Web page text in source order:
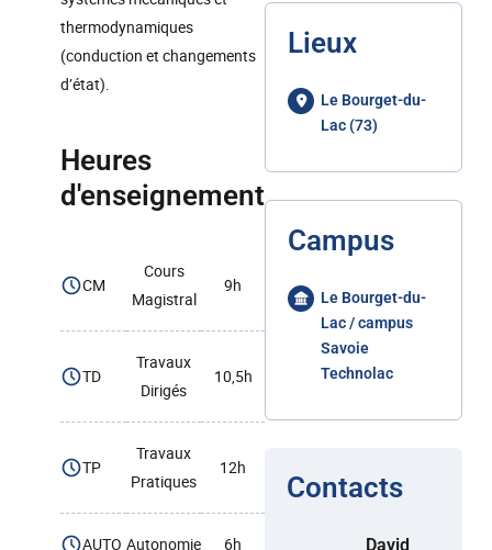
thermodynamiques
(conduction et changements
d’état).
Heures
d'enseignement
CM
Cours
Magistral
9h
TD
Travaux
Dirigés
10,5h
TP
Travaux
Pratiques
12h
AUTO Autonomie 6h
Lieux
Le Bourget-du-
Lac (73)
Campus
Le Bourget-du-
Lac / campus
Savoie
Technolac
Contacts
David